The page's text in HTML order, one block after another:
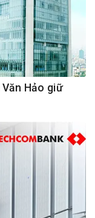
Hảo giữ